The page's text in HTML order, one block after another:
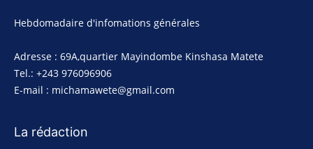
Hebdomadaire d'infomations générales
Adresse : 69A,quartier Mayindombe Kinshasa Matete
Tel.: +243 976096906
E-mail : michamawete@gmail.com
La rédaction